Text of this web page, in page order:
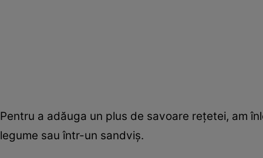
Pentru a adăuga un plus de savoare reţetei, am
legume sau într-un sandviş.